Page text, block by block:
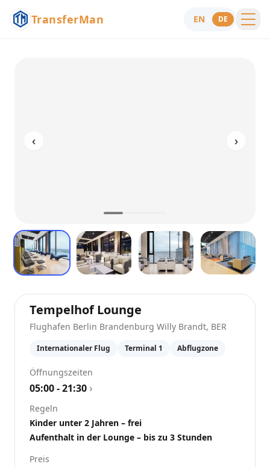
TransferMan EN DE
‹ ›
Tempelhof Lounge Flughafen Berlin
Flughafen Berlin Brandenburg Willy Brandt, BER
Internationaler Flug Terminal 1 Abflugzone
Öffnungszeiten
05:00 - 21:30 ›
Regeln
Kinder unter 2 Jahren – frei
Aufenthalt in der Lounge – bis zu 3 Stunden
Preis